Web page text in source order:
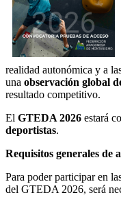
realidad autonómica y a
una observación global
resultado competitivo.
El GTEDA 2026 estará
deportistas.
Requisitos generales de
Para poder participar en
del GTEDA 2026, será